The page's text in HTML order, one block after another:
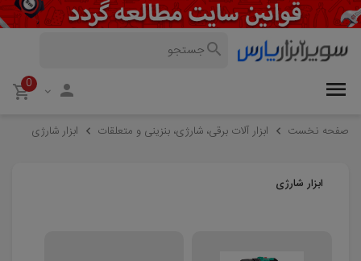
0
صفحه نخست ابزار آلات برقی، شارژی، بنزینی و متعلقات ابزار شارژی
ابزار شارژی